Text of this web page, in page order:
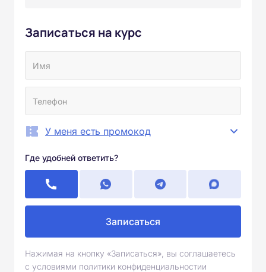
Записаться на курс
У меня есть промокод
Где удобней ответить?
Записаться
Нажимая на кнопку «Записаться», вы соглашаетесь
с условиями политики конфиденциальностии